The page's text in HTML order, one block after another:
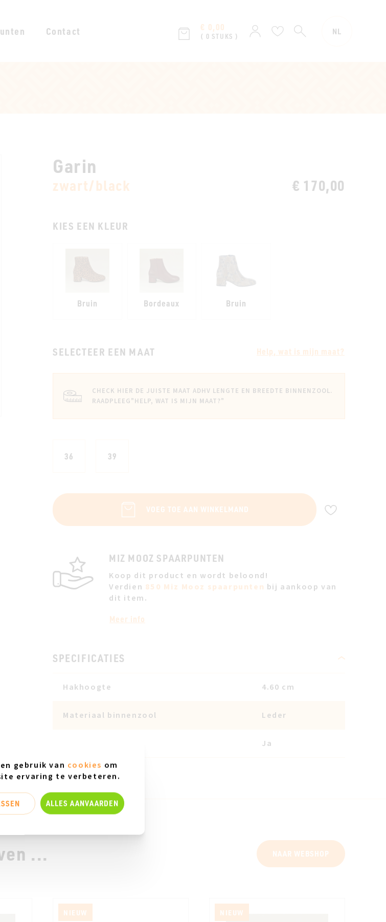
Contact € 0,00
( 0 STUKS )
Aanmelden
Verlanglijst
ZOEKEN NL
Garin
zwart/black € 170,00
KIES EEN KLEUR
Bruin Bordeaux Bruin
SELECTEER EEN MAAT Help, wat is mijn maat?
CHECK HIER DE JUISTE MAAT ADHV LENGTE EN BREEDTE BINNENZOOL.
RAADPLEEG"HELP, WAT IS MIJN MAAT?"
36 39
VOEG TOE AAN WINKELMAND
MIZ MOOZ SPAARPUNTEN
Koop dit product en wordt beloond!
Verdien 850 Miz Mooz spaarpunten bij aankoop van
dit item.
Meer info
SPECIFICATIES
Hakhoogte 4.60 cm
Materiaal binnenzool Leder
Ja
... NAAR WEBSHOP
NIEUW NIEUW
gebruik van cookies om
ervaring te verbeteren.
ALLES AANVAARDEN